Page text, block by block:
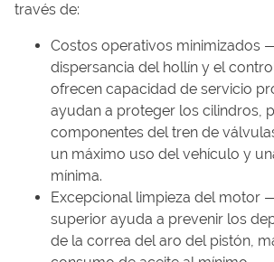
través de:
Costos operativos minimizados
dispersancia del hollín y el
ofrecen capacidad de servicio
ayudan a proteger los cilindros,
componentes del tren de
un máximo uso del vehículo y
mínima.
Excepcional limpieza del motor
superior ayuda a prevenir los
de la correa del aro del pistón,